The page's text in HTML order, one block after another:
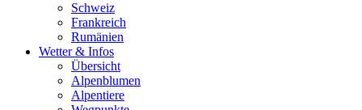
Schweiz
Frankreich
Rumänien
Wetter & Infos
Übersicht
Alpenblumen
Alpentiere